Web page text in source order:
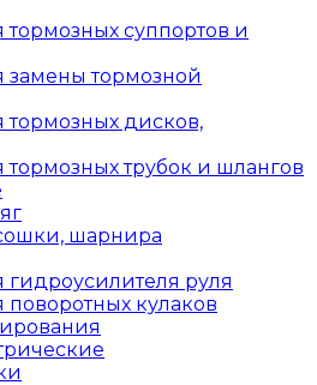
суппортов и
замены тормозной
дисков,
трубок и шлангов
шарнира
руля
кулаков